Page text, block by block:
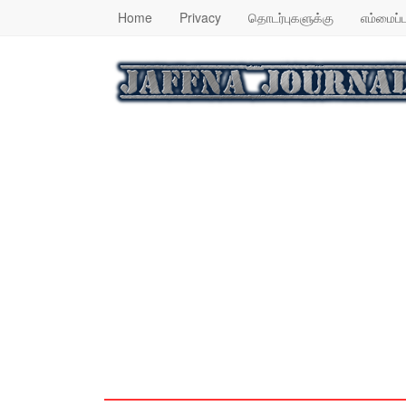
Home Privacy தொடர்புகளுக்கு